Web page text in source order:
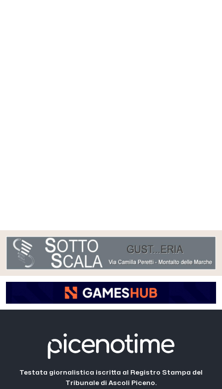
Testata giornalistica iscritta al Registro Stampa del
Tribunale di Ascoli Piceno.